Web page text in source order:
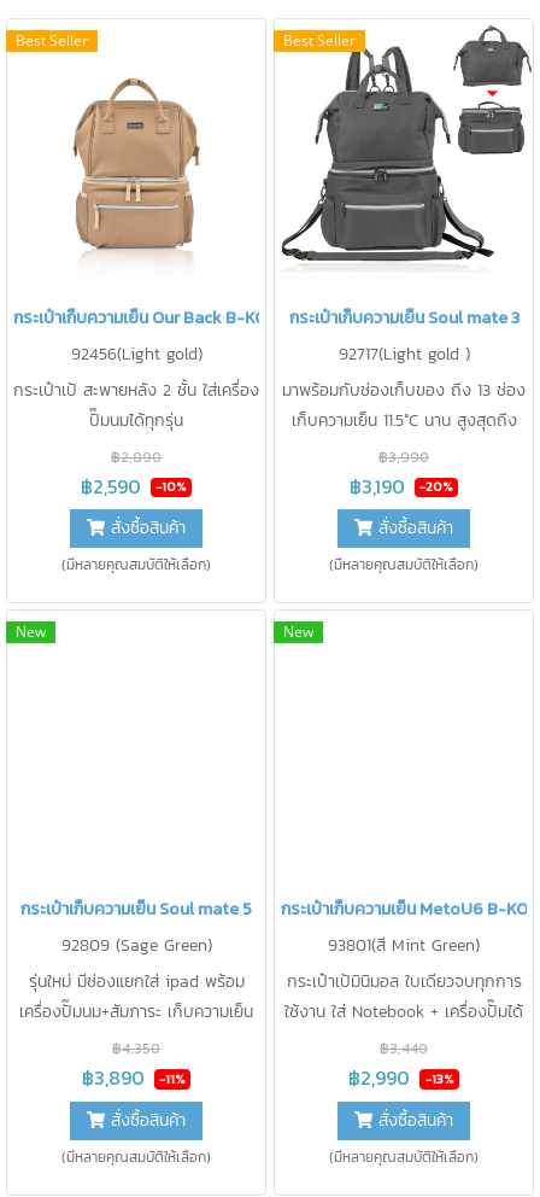
Best Seller
กระเป๋าเก็บความเย็น Our Back B-KOOL
92456(Light gold)
กระเป๋าเป้ สะพายหลัง 2 ชั้น ใส่เครื่อง
ปั๊มนมได้ทุกรุ่น
฿2,890
฿2,590 -10%
สั่งซื้อสินค้า
(มีหลายคุณสมบัติให้เลือก)
Best Seller
กระเป๋าเก็บความเย็น Soul mate 3
92717(Light gold )
มาพร้อมกับช่องเก็บของ ถึง 13 ช่อง
เก็บความเย็น 11.5°C นาน สูงสุดถึง
20 ชม. แยกกระเป๋าออกได้เป็น 2 ใบ
ถือ/ สะพายหลัง / สะพาย ข้างได้
฿3,990
฿3,190 -20%
สั่งซื้อสินค้า
(มีหลายคุณสมบัติให้เลือก)
New
กระเป๋าเก็บความเย็น Soul mate 5
92809 (Sage Green)
รุ่นใหม่ มีช่องแยกใส่ ipad พร้อม
เครื่องปั๊มนม+สัมภาระ เก็บความเย็น
< 15 องศา นาน 20 ชม. แยกกระเป๋า
ออกได้เป็น 2 ใบ ถือ/ สะพายหลัง/
สะพายข้างได้ ช่องเก็บของ ถึง 12
ช่อง
฿4,350
฿3,890 -11%
สั่งซื้อสินค้า
(มีหลายคุณสมบัติให้เลือก)
New
กระเป๋าเก็บความเย็น MetoU6 B-
93801(สี Mint Green)
กระเป๋าเป้มินิมอล ใบเดียวจบทุกการ
ใช้งาน ใส่ Notebook + เครื่องปั๊มได้
ทุกรุ่น จุขวดนม 8 oz ได้ 4 ขวด
พร้อมกระเป๋าเก็บความเย็นด้านใน
เก็บความเย็น < 15 องศา นาน 22
ชม.
฿3,440
฿2,990 -13%
สั่งซื้อสินค้า
(มีหลายคุณสมบัติให้เลือก)